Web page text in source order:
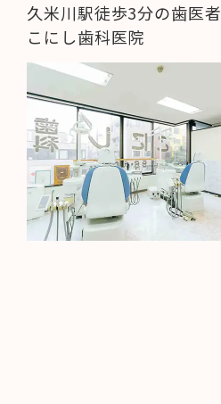
久米川駅徒歩3分の歯医者
こにし歯科医院